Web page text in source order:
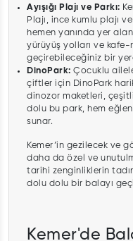
Ayışığı Plajı ve Parkı:
Plajı, ince kumlu plajı
hemen yanında yer alan
yürüyüş yolları ve
geçirebileceğiniz bir
DinoPark: Çocuklu
çiftler için DinoPark
dinozor maketleri,
dolu bu park, hem
sunar.
Kemer’in gezilecek ve
daha da özel ve
tarihi zenginliklerin
dolu dolu bir balayı
Kemer'de